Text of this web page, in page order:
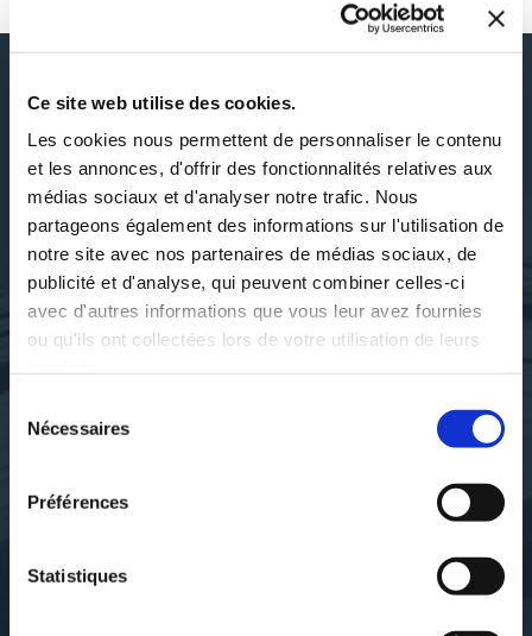
Ce site web utilise des cookies.
Les cookies nous permettent de personnaliser le contenu
et les annonces, d'offrir des fonctionnalités relatives aux
médias sociaux et d'analyser notre trafic. Nous
partageons également des informations sur l'utilisation de
notre site avec nos partenaires de médias sociaux, de
publicité et d'analyse, qui peuvent combiner celles-ci
avec d'autres informations que vous leur avez fournies
ou qu'ils ont collectées lors de votre utilisation de leurs
Nécessaires
Préférences
Statistiques
DÉCOUVRIR SAMANTHA
SES OUVRAGES